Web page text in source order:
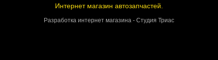
Интернет магазин автозапчастей.
Разработка интернет магазина - Студия Триас